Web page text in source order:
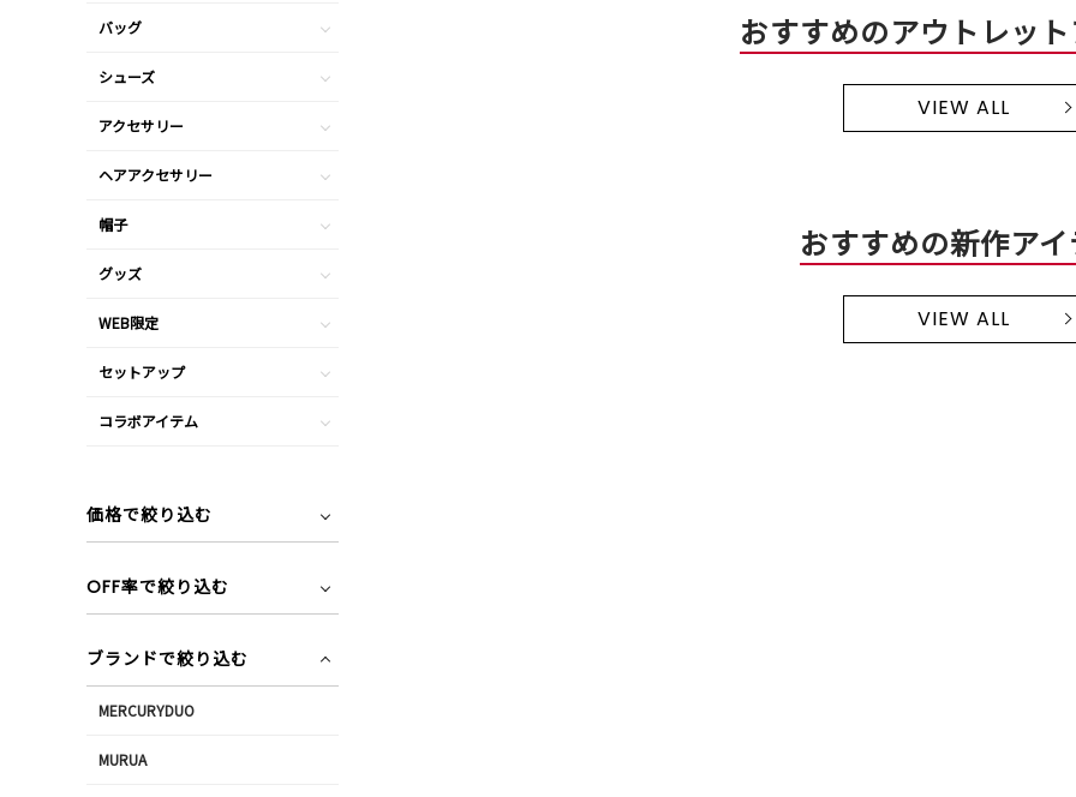
おすすめのアウトレッ
VIEW ALL
おすすめの新作ア
VIEW ALL
バッグ
シューズ
アクセサリー
ヘアアクセサリー
帽子
グッズ
WEB限定
セットアップ
コラボアイテム
価格で絞り込む
OFF率で絞り込む
ブランドで絞り込む
MERCURYDUO
MURUA